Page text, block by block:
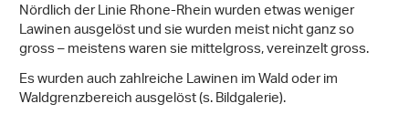
Nördlich der Linie Rhone-Rhein wurden etwas weniger
Lawinen ausgelöst und sie wurden meist nicht ganz so
gross – meistens waren sie mittelgross, vereinzelt gross.
Es wurden auch zahlreiche Lawinen im Wald oder im
Waldgrenzbereich ausgelöst (s. Bildgalerie).